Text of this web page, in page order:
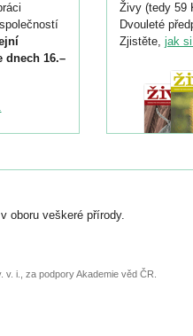
dnech 16.–
nebo
Živy (tedy 59
Dvouleté
Zjistěte, jak
oboru veškeré přírody.
i., za podpory Akademie věd ČR.